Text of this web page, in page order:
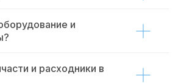
и
и расходники в